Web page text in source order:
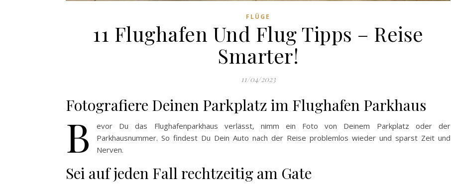
FLÜGE
11 Flughafen Und Flug Tipps – Reise
Smarter!
11/04/2023
Fotografiere Deinen Parkplatz im Flughafen Parkhaus
B
evor Du das Flughafenparkhaus verlässt, nimm ein Foto von Deinem Parkplatz oder der
Parkhausnummer. So findest Du Dein Auto nach der Reise problemlos wieder und sparst Zeit und
Nerven.
Sei auf jeden Fall rechtzeitig am Gate